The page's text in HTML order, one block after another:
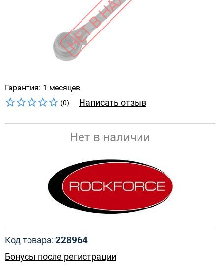
Гарантия: 1 месяцев
(0) Написать отзыв
Нет в наличии
Код товара: 228964
Бонусы после регистрации